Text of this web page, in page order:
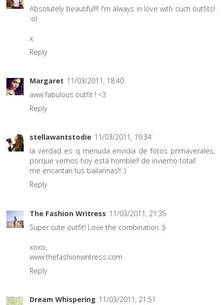
Absolutely beautiful!!! I'm always in love with such outfits!
:o)
x
Reply
Margaret 11/03/2011, 18:40
aww fabulous outfit ! <3
Reply
stellawantstodie 11/03/2011, 19:34
la verdad es q menuda envidia de fotos primaverales,
porque vemos hoy está horrible!! de invierno total!
me encantan tus bailarinas!! :)
Reply
The Fashion Writress 11/03/2011, 21:35
Super cute outfit! Love the combination :))
xoxo,
www.thefashionwritress.com
Reply
Dream Whispering 11/03/2011, 21:51